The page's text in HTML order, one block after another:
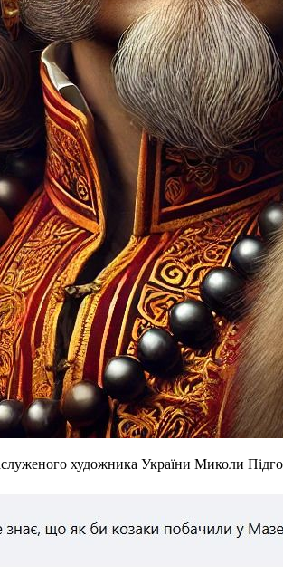
художника України Миколи